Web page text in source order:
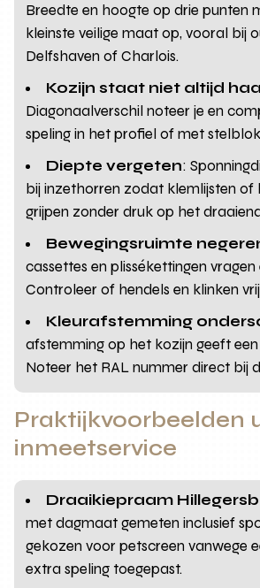
Breedte en hoogte op drie punten
kleinste veilige maat op, vooral bij
Delfshaven of Charlois.
Kozijn staat niet altijd
Diagonaalverschil noteer je en
speling in het profiel of met
Diepte vergeten:
bij inzethorren zodat klemlijsten of
grijpen zonder druk op het
Bewegingsruimte
cassettes en plissékettingen
Controleer of hendels en klinken
Kleurafstemming
afstemming op het kozijn geeft
Noteer het RAL nummer direct bij
Praktijkvoorbeelden
inmeetservice
Draaikiepraam
met dagmaat gemeten inclusief
gekozen voor petscreen vanwege
extra speling toegepast.